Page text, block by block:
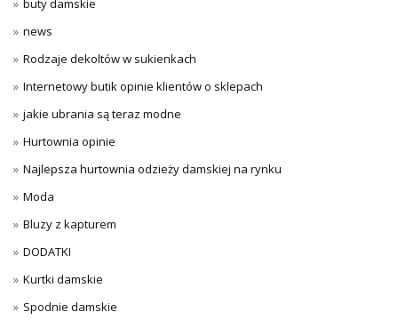
news
Rodzaje dekoltów w sukienkach
Internetowy butik opinie klientów o sklepach
jakie ubrania są teraz modne
Hurtownia opinie
Najlepsza hurtownia odzieży damskiej na rynku
Moda
Bluzy z kapturem
DODATKI
Kurtki damskie
Spodnie damskie